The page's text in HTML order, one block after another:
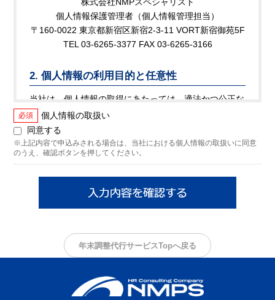
個人情報保護管理者（個人情報管理担当）
〒160-0022 東京都新宿区新宿2-3-11 VORT新宿御苑5F
TEL 03-6265-3377 FAX 03-6265-3166
2. 個人情報の利用目的と任意性
当社は、個人情報の取得にあたっては、適法かつ公正な
手段によって行い、不正な方法によって取得はいたしま
せん。 なお、ご本人がご自身の個人情報を当社に提供
されるか否かは、ご本人のご判断によりますが、もしご
提供されない場合には、適切なサービスが提供できない
当社が取得した個人情報は、以下の利用目的の範囲内で
利用いたします。 なお、以下の個人情報の種類のう
情報については、当社に対して開示等（利用目的の通
知，開示，内容の訂正，追加又は削除，利用の停止，消
できます（以下、これら請求可能な個人情報を「保有個
人データ※」といいます）。
個人情報の取扱い
必須
同意する
※上記内容で申込みされる場合は、当社における個人情報の取扱いに同意
のうえ、確認ボタンを押してください。
年末調整代行サービスTopへ戻る